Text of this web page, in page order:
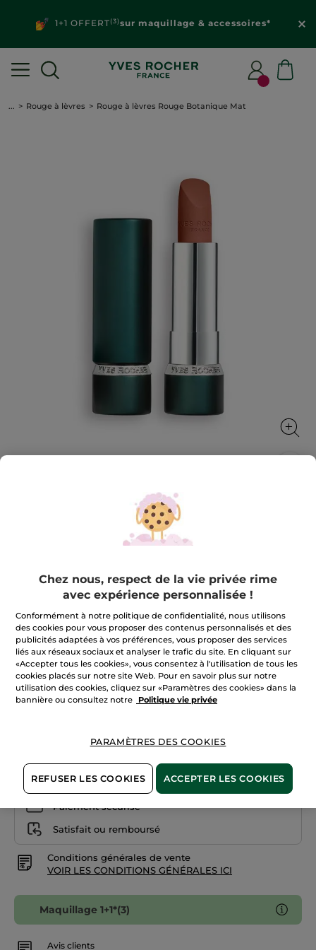
1+1 OFFERT(3)sur maquillage & accessoires*
... Rouge à lèvres Rouge à lèvres Rouge Botanique Mat
Rouge à lèvres Rouge Botanique Mat
La couleur devient un soin
3.5 g
4.1
sur
5
Lire
les
avis
sur
Rouge
à
lèvres
Rouge
Botanique
Mat
27,90 €
105. Nude Jasmin
+12
Quantité
Livraison à partir du
12/08
Paiement sécurisé
Satisfait ou remboursé
Conditions générales de vente
VOIR LES CONDITIONS GÉNÉRALES ICI
Maquillage 1+1*(3)
Avis clients
Chez nous, respect de la vie privée rime
avec expérience personnalisée !
Conformément à notre politique de confidentialité, nous utilisons
des cookies pour vous proposer des contenus personnalisés et des
publicités adaptées à vos préférences, vous proposer des services
liés aux réseaux sociaux et analyser le trafic du site. En cliquant sur
«Accepter tous les cookies», vous consentez à l'utilisation de tous les
cookies placés sur notre site Web. Pour en savoir plus sur notre
utilisation des cookies, cliquez sur «Paramètres des cookies» dans la
bannière ou consultez notre
Politique vie privée
PARAMÈTRES DES COOKIES
REFUSER LES COOKIES ACCEPTER LES COOKIES